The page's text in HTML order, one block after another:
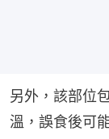
另外，該部位
溫，誤食後可